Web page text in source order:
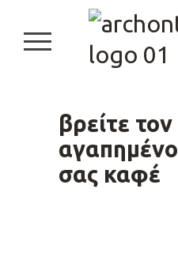
burger button
βρείτε τον
αγαπημένο
σας καφέ